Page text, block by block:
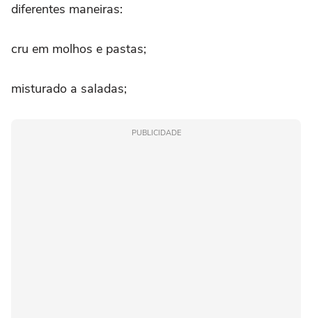
diferentes maneiras:
cru em molhos e pastas;
misturado a saladas;
PUBLICIDADE